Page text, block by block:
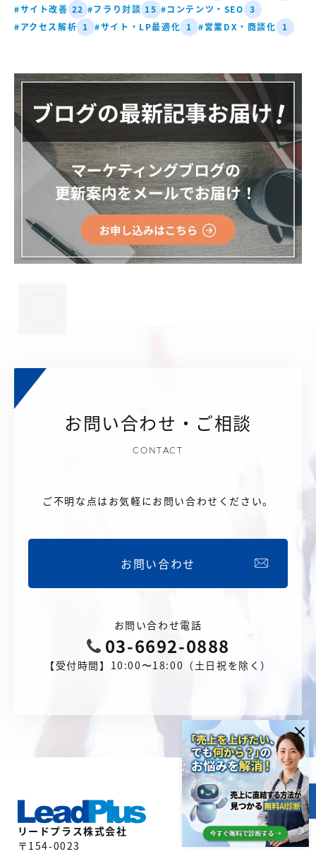
#サイト改善 22 #フラり対談 15 #コンテンツ・SEO 3
#アクセス解析 1 #サイト・LP最適化 1 #営業DX・商談化 1
×
目次
お問い合わせ・ご相談
CONTACT
ご不明な点はお気軽にお問い合わせください。
お問い合わせ
お問い合わせ電話
03-6692-0888
【受付時間】10:00〜18:00（土日祝を除く）
リードプラス株式会社
〒154-0023